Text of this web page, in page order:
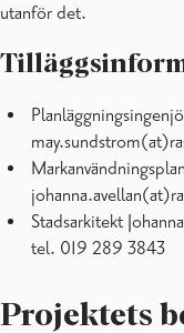
utanför det.
Stadsarkitekt
tel. 019 289 3843
Projektets